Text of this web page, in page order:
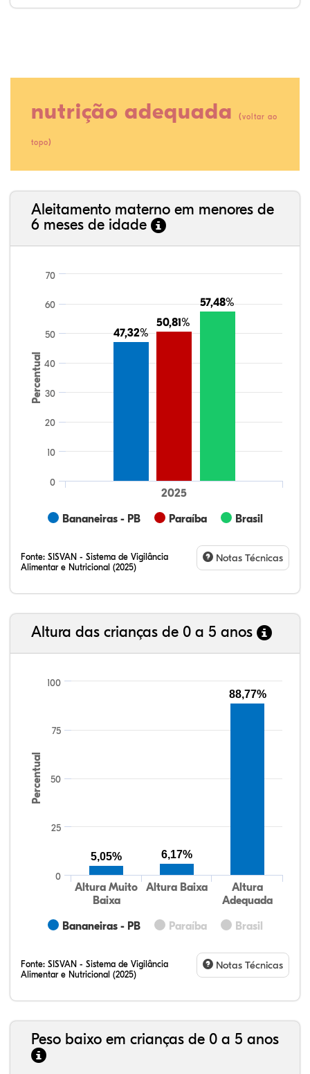
nutrição adequada (voltar ao
topo)
Aleitamento materno em menores de
6 meses de idade
Percentual
47,32%
47,32%
50,81%
50,81%
57,48%
57,48%
Bananeiras - PB Paraíba Brasil
2025
0
10
20
30
40
50
60
70
Fonte: SISVAN - Sistema de Vigilância
Alimentar e Nutricional (2025)
Notas Técnicas
Altura das crianças de 0 a 5 anos
Percentual
Bananeiras - PB Paraíba Brasil
Altura Muito
Baixa
Altura Baixa
Altura
Adequada
0
100
25
50
75
5,05% 6,17%
88,77%
Fonte: SISVAN - Sistema de Vigilância
Alimentar e Nutricional (2025)
Notas Técnicas
Peso baixo em crianças de 0 a 5 anos